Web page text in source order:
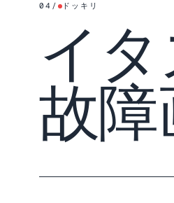
04 / ドッキリ
イ
故